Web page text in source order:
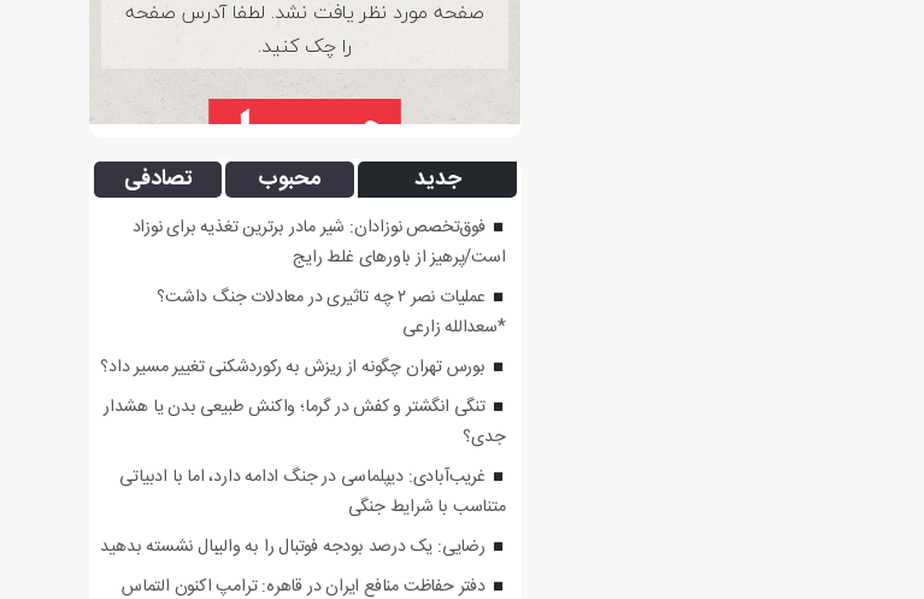
جدید محبوب تصادفی
فوق‌تخصص نوزادان: شیر مادر برترین تغذیه برای نوزاد
است/پرهیز از باورهای غلط رایج
عملیات نصر ۲ چه تاثیری در معادلات جنگ داشت؟
*سعدالله زارعی
بورس تهران چگونه از ریزش به رکوردشکنی تغییر مسیر داد؟
تنگی انگشتر و کفش در گرما؛ واکنش طبیعی بدن یا هشدار
جدی؟
غریب‌آبادی: دیپلماسی در جنگ ادامه دارد، اما با ادبیاتی
متناسب با شرایط جنگی
رضایی: یک درصد بودجه فوتبال را به والیبال نشسته بدهید
دفتر حفاظت منافع ایران در قاهره: ترامپ اکنون التماس